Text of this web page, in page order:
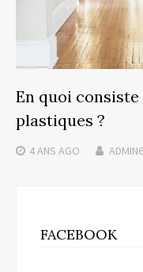
En quoi
plastiques ?
4 ANS AGO ADMIN6
FACEBOOK